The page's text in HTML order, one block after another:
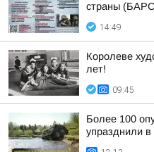
страны
14:49
Королеве
лет!
09:45
Более 100
упразднили в